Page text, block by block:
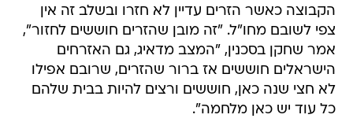
הקבוצה כאשר הזרים עדיין לא חזרו ובשלב זה אין
צפי לשובם מחו"ל. "זה מובן שהזרים חוששים לחזור",
אמר שחקן בסכנין, "המצב מדאיג, גם האזרחים
הישראלים חוששים אז ברור שהזרים, שרובם אפילו
לא חצי שנה כאן, חוששים ורצים להיות בבית שלהם
כל עוד יש כאן מלחמה".